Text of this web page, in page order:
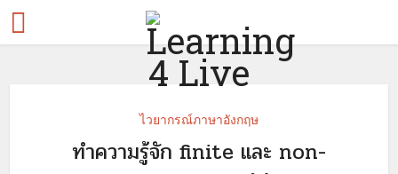
ไวยากรณ์ภาษาอังกฤษ
ทำความรู้จัก finite และ non-